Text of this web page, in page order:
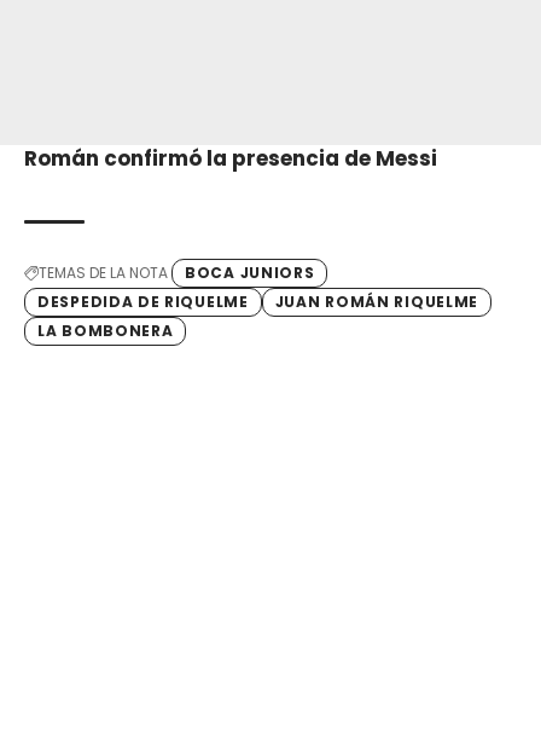
Román confirmó la presencia de Messi
TEMAS DE LA NOTA
BOCA JUNIORS
DESPEDIDA DE RIQUELME
JUAN ROMÁN RIQUELME
LA BOMBONERA